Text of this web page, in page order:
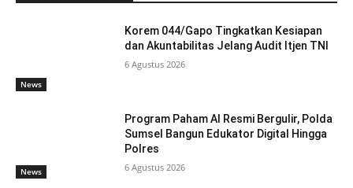
News
Korem 044/Gapo Tingkatkan Kesiapan
dan Akuntabilitas Jelang Audit Itjen TNI
6 Agustus 2026
News
Program Paham AI Resmi Bergulir, Polda
Sumsel Bangun Edukator Digital Hingga
Polres
6 Agustus 2026